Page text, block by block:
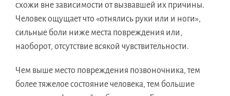
схожи вне зависимости от вызвавшей их причины.
Человек ощущает что «отнялись руки или и ноги»,
сильные боли ниже места повреждения или,
наоборот, отсутствие всякой чувствительности.
Чем выше место повреждения позвоночника, тем
более тяжелое состояние человека, тем большие